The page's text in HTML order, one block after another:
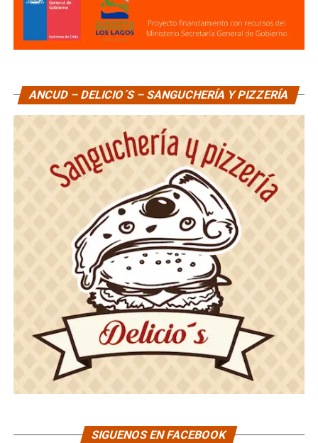
ANCUD – DELICIO´S – SANGUCHERÍA Y PIZZERÍA
SIGUENOS EN FACEBOOK